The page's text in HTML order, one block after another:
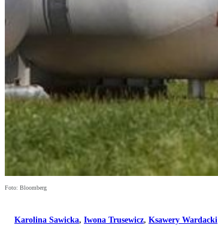
Foto: Bloomberg
Karolina Sawicka, Iwona Trusewicz, Ksawery Wardacki